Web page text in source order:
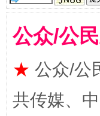
公众/公
★ 公众/公
共传媒、